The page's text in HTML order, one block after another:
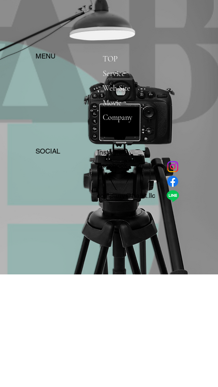
​MENU
TOP
Service
Web Site
Movie
Company
​SOCIAL
Instagram
​Facebook
company＠habit.llc